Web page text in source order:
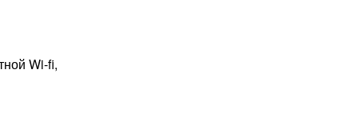
Wi-fi,